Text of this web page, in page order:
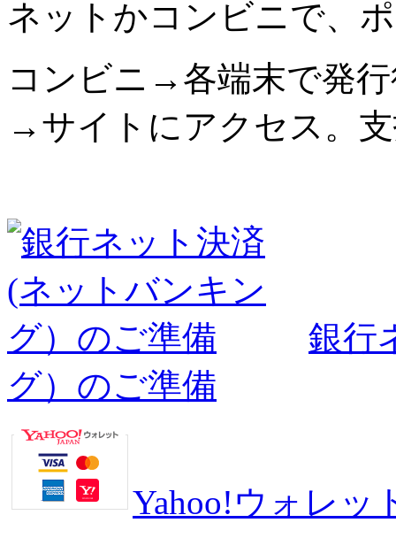
ネットかコンビニで、
コンビニ→各端末で発
→サイトにアクセス。
銀行
グ）のご準備
Yahoo!ウォレッ